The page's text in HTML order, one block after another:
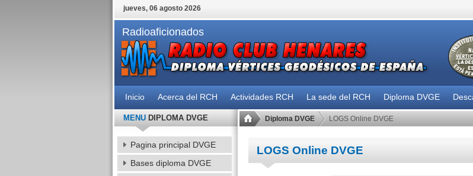
jueves, 06 agosto 2026
Radioaficionados
Inicio Acerca del RCH Actividades RCH La sede del RCH Diploma DVGE
Diploma DVGE LOGS Online DVGE
LOGS Online DVGE
MENUDIPLOMA DVGE
Pagina principal DVGE
Bases diploma DVGE